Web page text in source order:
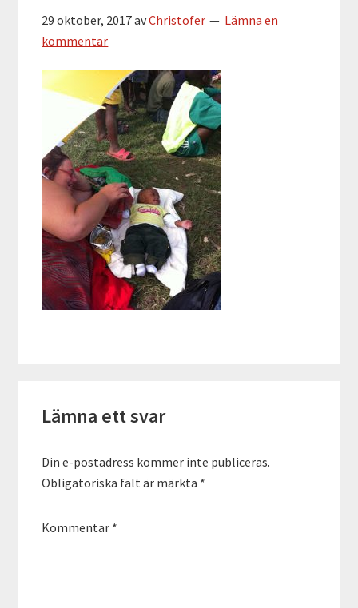
29 oktober, 2017avChristofer
Lämna en
kommentar
Lämna ett svar
Din e-postadress kommer inte publiceras.
Obligatoriska fält är märkta *
Kommentar *